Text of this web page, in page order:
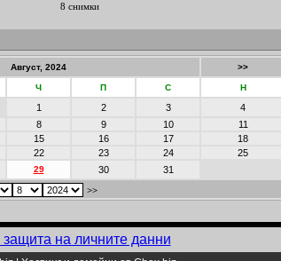
8 снимки
Август, 2024 >>
Ч П С Н
1 2 3
4
8 9 10
11
15 16 17
18
22 23 24
25
29 30
31
>>
защита на личните данни